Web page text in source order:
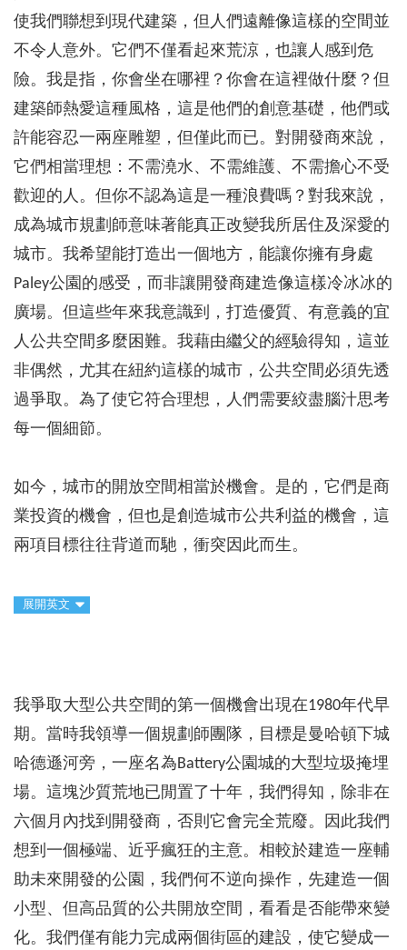
使我們聯想到現代建築，但人們遠離像這樣的空間並
不令人意外。它們不僅看起來荒涼，也讓人感到危
險。我是指，你會坐在哪裡？你會在這裡做什麼？但
建築師熱愛這種風格，這是他們的創意基礎，他們或
許能容忍一兩座雕塑，但僅此而已。對開發商來說，
它們相當理想：不需澆水、不需維護、不需擔心不受
歡迎的人。但你不認為這是一種浪費嗎？對我來說，
成為城市規劃師意味著能真正改變我所居住及深愛的
城市。我希望能打造出一個地方，能讓你擁有身處
Paley公園的感受，而非讓開發商建造像這樣冷冰冰的
廣場。但這些年來我意識到，打造優質、有意義的宜
人公共空間多麼困難。我藉由繼父的經驗得知，這並
非偶然，尤其在紐約這樣的城市，公共空間必須先透
過爭取。為了使它符合理想，人們需要絞盡腦汁思考
每一個細節。
如今，城市的開放空間相當於機會。是的，它們是商
業投資的機會，但也是創造城市公共利益的機會，這
兩項目標往往背道而馳，衝突因此而生。
展開英文
我爭取大型公共空間的第一個機會出現在1980年代早
期。當時我領導一個規劃師團隊，目標是曼哈頓下城
哈德遜河旁，一座名為Battery公園城的大型垃圾掩埋
場。這塊沙質荒地已閒置了十年，我們得知，除非在
六個月內找到開發商，否則它會完全荒廢。因此我們
想到一個極端、近乎瘋狂的主意。相較於建造一座輔
助未來開發的公園，我們何不逆向操作，先建造一個
小型、但高品質的公共開放空間，看看是否能帶來變
化。我們僅有能力完成兩個街區的建設，使它變成一